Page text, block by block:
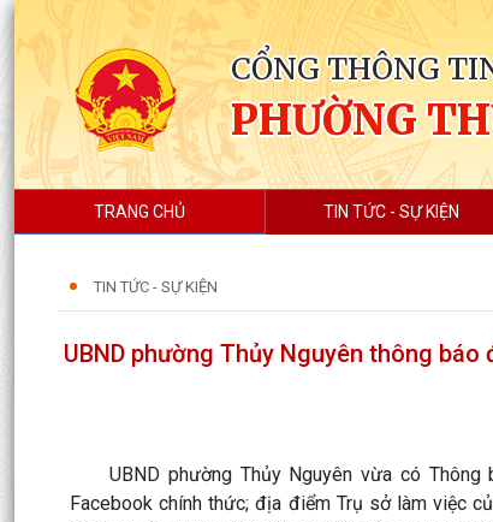
CỔNG THÔNG
PHƯỜNG
TRANG CHỦ TIN TỨC - SỰ KIỆN
TIN TỨC - SỰ KIỆN
UBND phường Thủy Nguyên thông
UBND phường Thủy Nguyên vừa có Thông
Facebook chính thức; địa điểm Trụ sở làm việc